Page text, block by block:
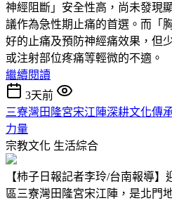
神經阻斷」安全性高，尚未發現
議作為急性期止痛的首選。而「
好的止痛及預防神經痛效果，但
或注射部位疼痛等輕微的不適。
繼續閱讀
3天前
三寮灣田隆宮宋江陣深耕文化傳
力量
宗教文化 生活綜合
【柿子日報記者李玲/台南報導
區三寮灣田隆宮宋江陣，是北門